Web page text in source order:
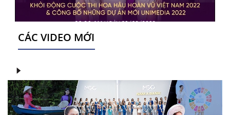
CÁC VIDEO MỚI